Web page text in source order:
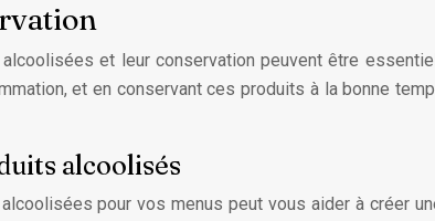
et leur conservation peuvent être
et en conservant ces produits à la bonne
alcoolisés
pour vos menus peut vous aider à créer